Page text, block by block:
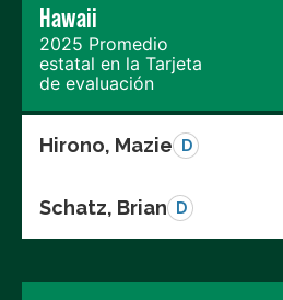
Hawaii
2025 Promedio
estatal en la Tarjeta
de evaluación
Hirono, Mazie D
Schatz, Brian D